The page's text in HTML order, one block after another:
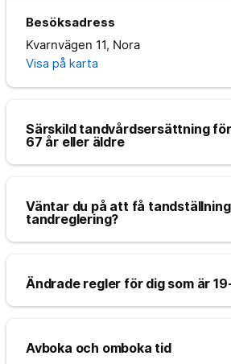
Besöksadress
Kvarnvägen 11, Nora
Visa på karta
Särskild tandvårdsersättning
67 år eller äldre
Väntar du på att få
tandreglering?
Ändrade regler för dig som är
Avboka och omboka tid